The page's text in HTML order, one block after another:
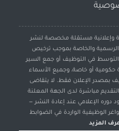
وإعلانية مستقلة مخصصة لنشر
الرسمية والخاصة بموجب ترخيص
في التوظيف أو جمع السير
حكومية أو خاصة، وجميع الأسماء
بمصدر الإعلان فقط. لا يتقاضى
مباشرة لدى الجهة المعلنة
دوره الإعلامي عند إعادة النشر —
الوظيفية الواردة في الضوابط
المزيد